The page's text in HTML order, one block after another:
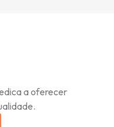
a oferecer